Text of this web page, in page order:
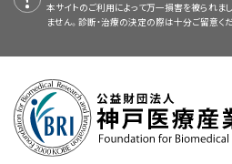
本サイトのご利用によって万一損害を被られま
ません。診断・治療の決定の際は十分ご留意く